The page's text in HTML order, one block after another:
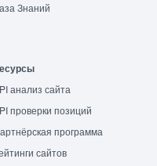
Знаний
анализ сайта
проверки позиций
программа
сайтов